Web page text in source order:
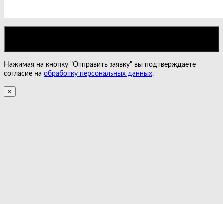
Нажимая на кнопку "Отправить заявку" вы подтверждаете
согласие на обработку персональных данных.
×